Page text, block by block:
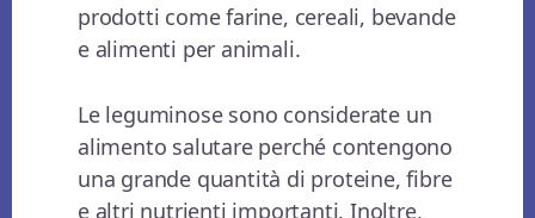
prodotti come farine, cereali, bevande
e alimenti per animali.
Le leguminose sono considerate un
alimento salutare perché contengono
una grande quantità di proteine, fibre
e altri nutrienti importanti. Inoltre,